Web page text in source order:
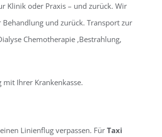
Klinik oder Praxis – und zurück. Wir
und zurück. Transport zur
Chemotherapie ,Bestrahlung,
Ihrer Krankenkasse.
Linienflug verpassen. Für Taxi